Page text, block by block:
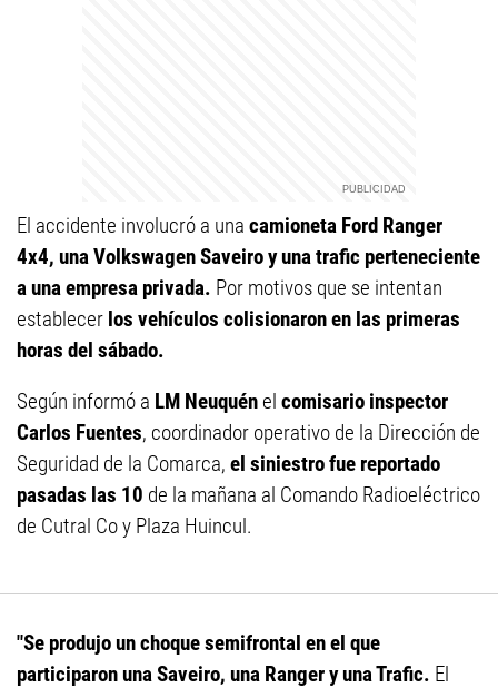
El accidente involucró a una camioneta Ford Ranger
4x4, una Volkswagen Saveiro y una trafic perteneciente
a una empresa privada. Por motivos que se intentan
establecer los vehículos colisionaron en las primeras
horas del sábado.
Según informó a LM Neuquénel comisario inspector
Carlos Fuentes, coordinador operativo de la Dirección de
Seguridad de la Comarca, el siniestro fue reportado
pasadas las 10 de la mañana al Comando Radioeléctrico
de Cutral Co y Plaza Huincul.
"Se produjo un choque semifrontal en el que
participaron una Saveiro, una Ranger y una Trafic. El